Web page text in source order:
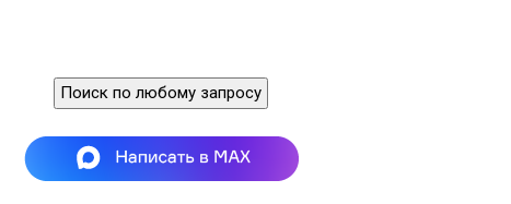
Поиск по любому запросу